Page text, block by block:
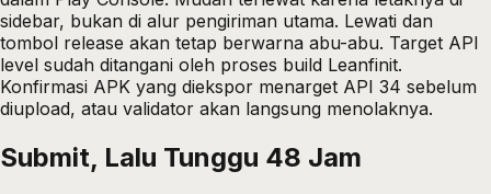
sidebar, bukan di alur pengiriman utama. Lewati dan
tombol release akan tetap berwarna abu-abu. Target API
level sudah ditangani oleh proses build Leanfinit.
Konfirmasi APK yang diekspor menarget API 34 sebelum
diupload, atau validator akan langsung menolaknya.
Submit, Lalu Tunggu 48 Jam